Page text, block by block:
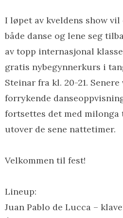
I løpet av kveldens show
både danse og lene seg
av topp internasjonal
gratis nybegynnerkurs i
Steinar fra kl. 20-21.
forrykende
fortsettes det med milonga
utover de sene nattetimer.
Velkommen til fest!
Lineup:
Juan Pablo de Lucca –